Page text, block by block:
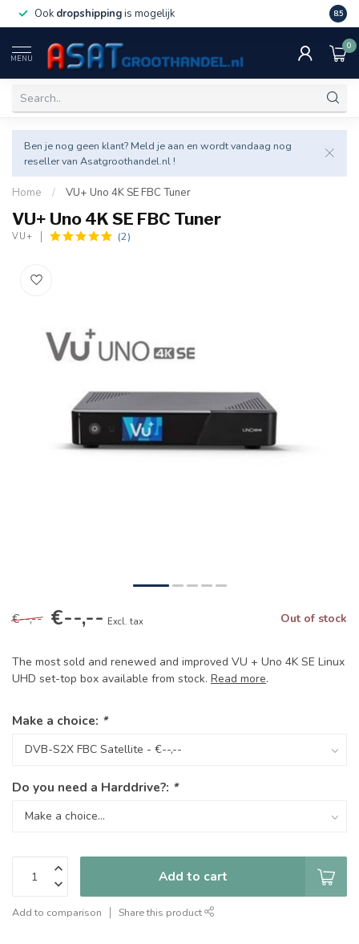
Ook dropshippingis mogelijk Veel
8.5
MENU
0
Ben je nog geen klant? Meld je aan en wordt vandaag nog
reseller van Asatgroothandel.nl !
Home / VU+ Uno 4K SE FBC Tuner
VU+ Uno 4K SE FBC Tuner
VU+ (2)
€--,-- €--,-- Excl. tax Out of stock
The most sold and renewed and improved VU + Uno 4K SE Linux
UHD set-top box available from stock. Read more.
Make a choice: *
Do you need a Harddrive?: *
Add to cart
Add to comparison Share this product